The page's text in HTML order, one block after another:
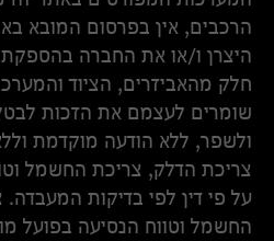
הרכבים, אין בפרסום המובא
היצרן ו/או את החברה
חלק מהאביזרים, הציוד
שומרים לעצמם את הזכות
ולשפר, ללא הודעה מוקדמת
צריכת הדלק, צריכת החשמל
על פי דין לפי בדיקות
החשמל וטווח הנסיעה בפועל